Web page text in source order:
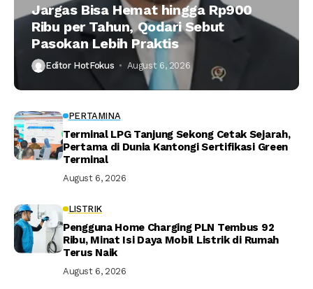
Jargas Bisa Hemat hingga Rp900
Ribu per Tahun, Qodari Sebut
Pasokan Lebih Praktis
Editor HotFokus August 6, 2026
PERTAMINA
Terminal LPG Tanjung Sekong Cetak Sejarah,
Pertama di Dunia Kantongi Sertifikasi Green
Terminal
August 6, 2026
LISTRIK
Pengguna Home Charging PLN Tembus 92
Ribu, Minat Isi Daya Mobil Listrik di Rumah
Terus Naik
August 6, 2026